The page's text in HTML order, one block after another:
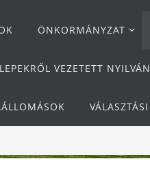
ÖNKORMÁNYZAT
VEZETETT